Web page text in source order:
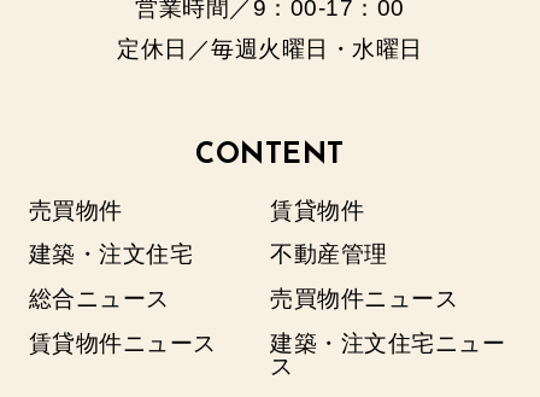
営業時間／9：00‐17：00
定休日／毎週火曜日・水曜日
CONTENT
売買物件
賃貸物件
建築・注文住宅
不動産管理
総合ニュース
売買物件ニュース
賃貸物件ニュース
建築・注文住宅ニュー
ス